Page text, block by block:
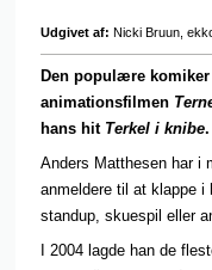
Udgivet af: Nicki Bruun,
Den populære
animationsfilmen
hans hit Terkel i knibe.
Anders Matthesen har i
anmeldere til at klappe
standup, skuespil eller
I 2004 lagde han de